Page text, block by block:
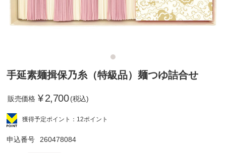
手延素麺揖保乃糸（特級品）麺つゆ詰合せ
販売価格 ¥2,700 (税込)
獲得予定ポイント：12ポイント
申込番号 260478084